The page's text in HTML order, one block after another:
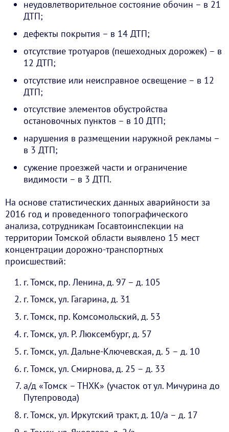
неудовлетворительное состояние обочин – в 21
ДТП;
дефекты покрытия – в 14 ДТП;
отсутствие тротуаров (пешеходных дорожек) – в
12 ДТП;
отсутствие или неисправное освещение – в 12
ДТП;
отсутствие элементов обустройства
остановочных пунктов – в 10 ДТП;
нарушения в размещении наружной рекламы –
в 3 ДТП;
сужение проезжей части и ограничение
видимости – в 3 ДТП.
На основе статистических данных аварийности за
2016 год и проведенного топографического
анализа, сотрудникам Госавтоинспекции на
территории Томской области выявлено 15 мест
концентрации дорожно-транспортных
происшествий:
г. Томск, пр. Ленина, д. 97 – д. 105
г. Томск, ул. Гагарина, д. 31
г. Томск, пр. Комсомольский, д. 53
г. Томск, ул. Р. Люксембург, д. 57
г. Томск, ул. Дальне-Ключевская, д. 5 – д. 10
г. Томск, ул. Смирнова, д. 25 – д. 33
а/д «Томск – ТНХК» (участок от ул. Мичурина до
Путепровода)
г. Томск, ул. Иркутский тракт, д. 10/а – д. 17